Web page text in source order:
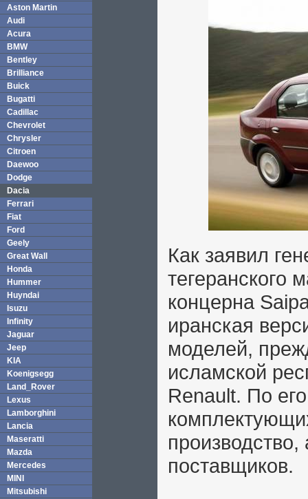
Aston Martin
Audi
Acura
BMW
Bentley
Brilliance
Buick
Bugatti
Cadillac
Chevrolet
Chrysler
Citroen
Daewoo
Dodge
Dacia
Ferrari
Fiat
Ford
Geely
Great Wall
Honda
Hummer
Huyndai
Isuzu
Infinity
Jaguar
Jeep
KIA
Koenigsegg
Land_Rover
Lexus
Lamborghini
Lancia
Maseratti
Mazda
Mercedes
MINI
Mitsubishi
Как заявил
тегеранского
концерна
иранская
моделей,
исламской
Renault. По
поставщиков.